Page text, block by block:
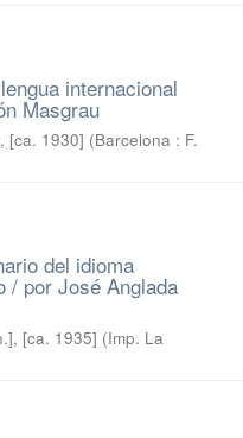
internacional
Masgrau
[ca. 1930] (Barcelona : F.
del idioma
/ por José Anglada
[ca. 1935] (Imp. La